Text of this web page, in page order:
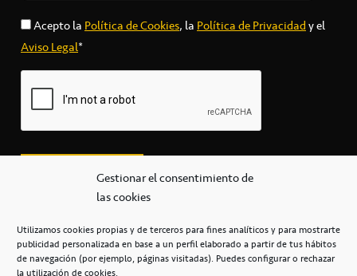
Gestionar el consentimiento de
las cookies
Utilizamos cookies propias y de terceros para fines analíticos y para mostrarte
publicidad personalizada en base a un perfil elaborado a partir de tus hábitos
de navegación (por ejemplo, páginas visitadas). Puedes configurar o rechazar
la utilización de cookies.
Acepto laPolítica de Cookies, laPolítica de Privacidady el
Aviso Legal*
secretaria@cbcanarias.es